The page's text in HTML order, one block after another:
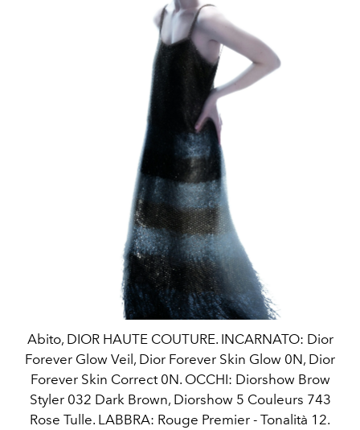
Abito, DIOR HAUTE COUTURE. INCARNATO: Dior
Forever Glow Veil, Dior Forever Skin Glow 0N, Dior
Forever Skin Correct 0N. OCCHI: Diorshow Brow
Styler 032 Dark Brown, Diorshow 5 Couleurs 743
Rose Tulle. LABBRA: Rouge Premier - Tonalità 12.